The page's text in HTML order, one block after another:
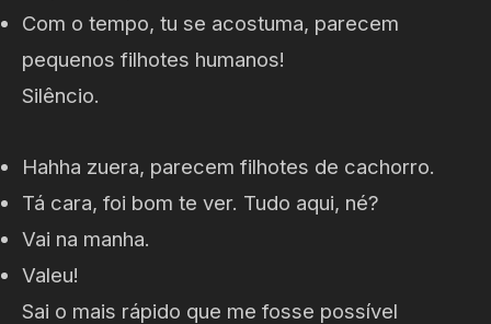
Com o tempo, tu se acostuma, parecem
pequenos filhotes humanos!
Silêncio.
Hahha zuera, parecem filhotes de cachorro.
Tá cara, foi bom te ver. Tudo aqui, né?
Vai na manha.
Valeu!
Sai o mais rápido que me fosse possível